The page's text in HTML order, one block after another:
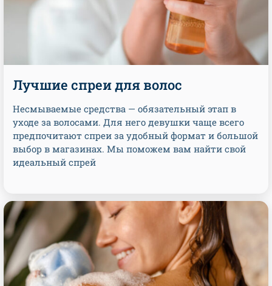
Лучшие спреи для волос
Несмываемые средства — обязательный этап в
уходе за волосами. Для него девушки чаще всего
предпочитают спреи за удобный формат и большой
выбор в магазинах. Мы поможем вам найти свой
идеальный спрей